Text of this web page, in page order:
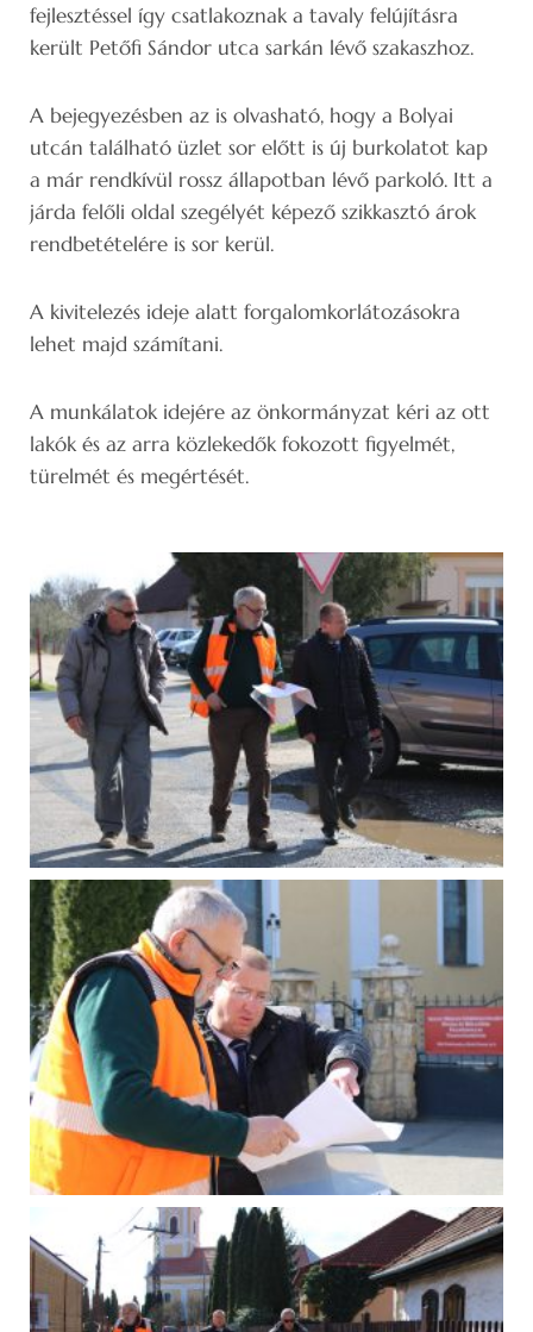
fejlesztéssel így csatlakoznak a tavaly felújításra
került Petőfi Sándor utca sarkán lévő szakaszhoz.
A bejegyezésben az is olvasható, hogy a Bolyai
utcán található üzlet sor előtt is új burkolatot kap
a már rendkívül rossz állapotban lévő parkoló. Itt a
járda felőli oldal szegélyét képező szikkasztó árok
rendbetételére is sor kerül.
A kivitelezés ideje alatt forgalomkorlátozásokra
lehet majd számítani.
A munkálatok idejére az önkormányzat kéri az ott
lakók és az arra közlekedők fokozott figyelmét,
türelmét és megértését.